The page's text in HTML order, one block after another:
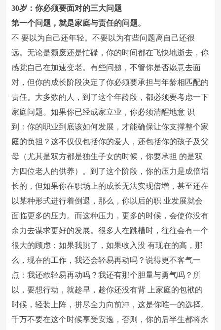
30岁：你必须要面对的三大问题
第一个问题，就是家庭与责任的问题。
不 要以为自己还年轻。不要以为有些问题离自己还很
远。无论是颓废还是忙碌，你的时间都在飞快地逝去，你
感觉自己在加速变老。有些问题，不管你是否愿意去面
对，但你的成长阶段决定了你必须要承担与年龄相匹配的
责任。大多数的人，到了这个年龄段，都必须要考虑一下
家庭问题。如果你已经成家立业，你必须清醒地意 识
到：你的职业到底该如何发展，才能确保让你支撑整个家
庭的负担？这不仅仅包括你的爱人，还包括你的孩子及父
母（尤其是双方都是独生子女的时候，你要承担 的是双
方四位老人的供养）。到了这个阶段，你的压力是成倍增
长的，但如果你在职场上的成长无法实现倍增，甚至还在
以某种形式进行着倒退，那么，你以后的职 业发展就会
面临更多的压力。而这种压力，更多的时候，会使你没有
余力去谋求更好的发展。很多人在跳槽时，往往会有一个
很大的顾虑：如果我跳了，如果收入没 有现在的高，那
么，现在的工作，我还会轻易再动吗？说得更不客气一
点：我还敢轻易再动吗？我还有那个胆量与勇气吗？所
以，要想行动，就趁早，趁你还没有背 上家庭的包袱的
时候，轻装上阵，拼尽全力向前冲，这是你唯一的选择。
千万不要在这个时候享受安逸，否则，你的后半生都将永